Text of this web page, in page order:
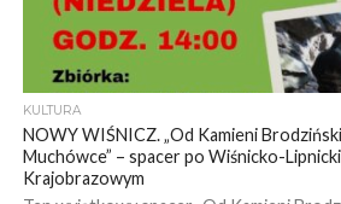
KULTURA
NOWY WIŚNICZ. „Od Kamieni
Muchówce” – spacer po Wiśnicko-
Krajobrazowym